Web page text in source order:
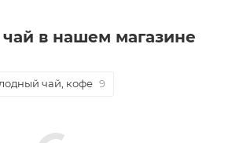
в нашем магазине
чай, кофе 9